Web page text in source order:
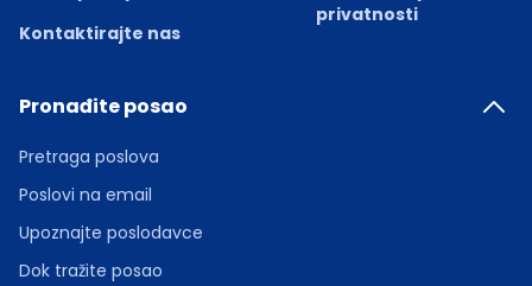
Kontaktirajte nas
privatnosti
Pronađite posao
Pretraga poslova
Poslovi na email
Upoznajte poslodavce
Dok tražite posao